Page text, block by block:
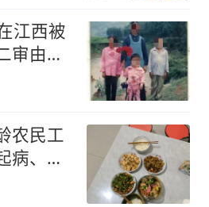
江西被
审由死
农民工
病、老